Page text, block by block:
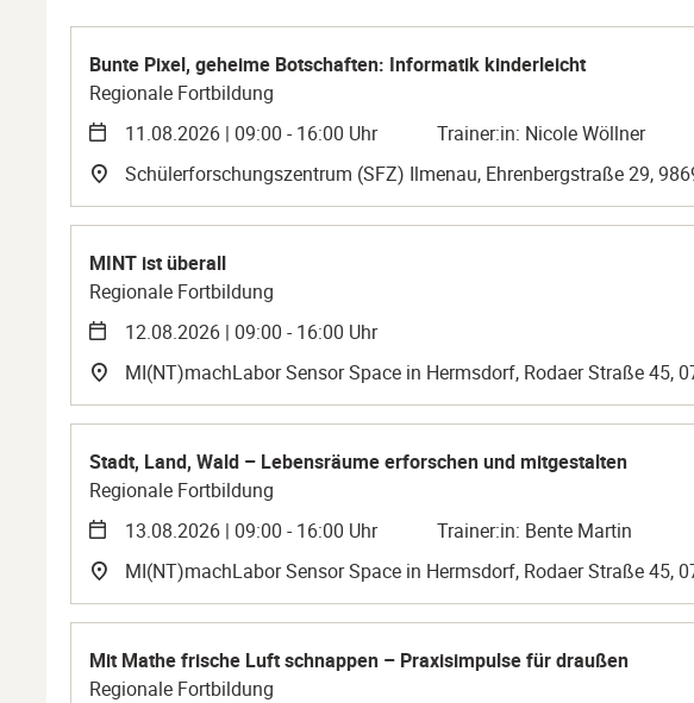
Bunte Pixel, geheime Botschaften: Informatik kinderleicht
Regionale Fortbildung
11.08.2026 | 09:00 - 16:00 Uhr
Trainer:in: Nicole Wöllner
Schülerforschungszentrum (SFZ) Ilmenau, Ehrenbergstraße 29,
MINT ist überall
Regionale Fortbildung
12.08.2026 | 09:00 - 16:00 Uhr
MI(NT)machLabor Sensor Space in Hermsdorf, Rodaer Straße 45,
Stadt, Land, Wald – Lebensräume erforschen und mitgestalten
Regionale Fortbildung
13.08.2026 | 09:00 - 16:00 Uhr
Trainer:in: Bente Martin
MI(NT)machLabor Sensor Space in Hermsdorf, Rodaer Straße 45,
Mit Mathe frische Luft schnappen – Praxisimpulse für draußen
Regionale Fortbildung